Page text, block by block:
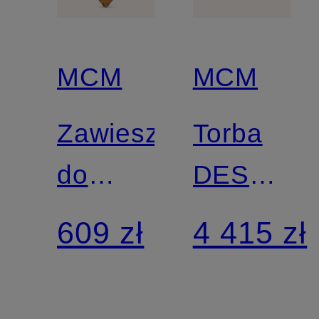
MCM
Zawieszka
do
torby
AREN
609 zł
MCM
Torba
DESSAU
MEDIUM
z
4 415 zł